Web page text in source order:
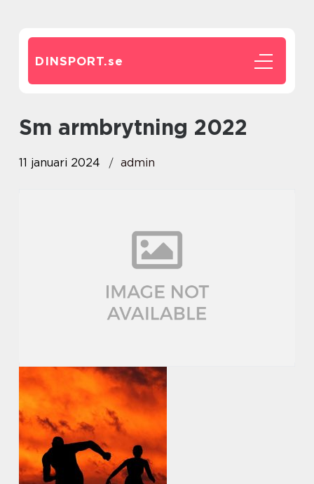
DINSPORT.se
sm armbrytning 2022
11 januari 2024 admin